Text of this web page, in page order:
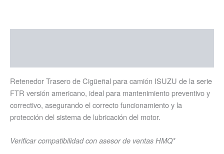
Retenedor Trasero de Cigüeñal para camión ISUZU de la serie
FTR versión americano, ideal para mantenimiento preventivo y
correctivo, asegurando el correcto funcionamiento y la
protección del sistema de lubricación del motor.
Verificar compatibilidad con asesor de ventas HMQ*